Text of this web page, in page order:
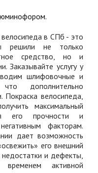
в СПб - это
решили не только
средство, но и
Заказывайте услугу у
шлифовочные и
дополнительно
велосипеда,
максимальный
его прочности и
факторам.
дает возможность
его внешний
и дефекты,
активной